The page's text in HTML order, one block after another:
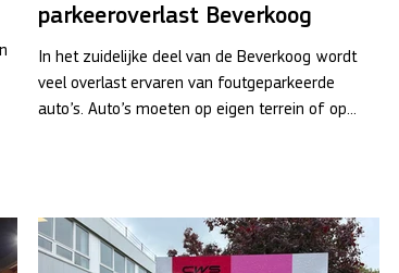
parkeeroverlast Beverkoog
In het zuidelijke deel van de Beverkoog wordt
veel overlast ervaren van foutgeparkeerde
auto’s. Auto’s moeten op eigen terrein of op...